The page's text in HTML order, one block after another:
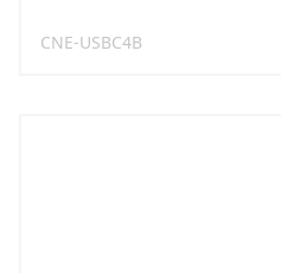
CNE-USBC4B